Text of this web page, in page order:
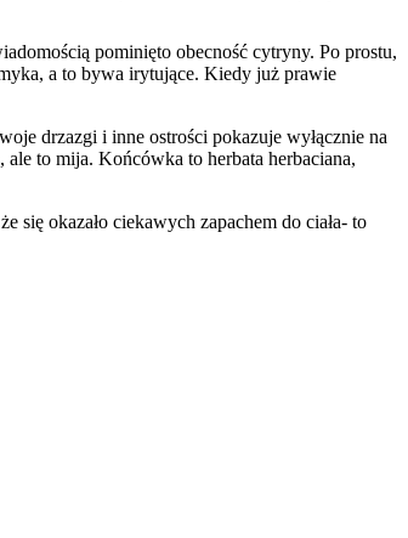
pominięto obecność cytryny. Po prostu,
a to bywa irytujące. Kiedy już prawie
drzazgi i inne ostrości pokazuje wyłącznie na
ale to mija. Końcówka to herbata herbaciana,
się okazało ciekawych zapachem do ciała- to